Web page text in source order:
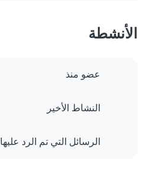
الأنشطة
عضو منذ
النشاط الأخير
الرسائل التي تم الرد عليها